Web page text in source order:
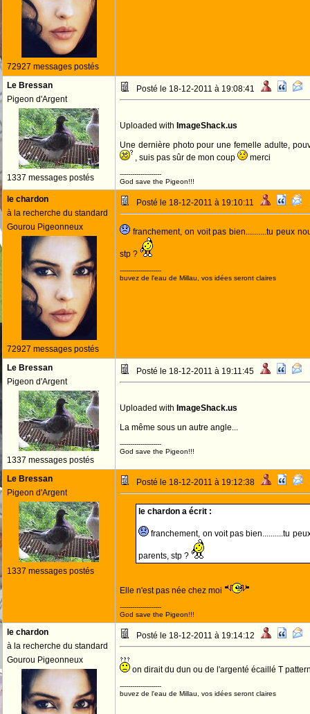
72927 messages postés
Le Bressan
Pigeon d'Argent
1337 messages postés
Posté le 18-12-2011 à 19:08:41
Uploaded with ImageShack.us
Une dernière photo pour une femelle adulte,
, suis pas sûr de mon coup
merci
--------------------
God save the Pigeon!!!
le chardon
à la recherche du standard
Gourou Pigeonneux
72927 messages postés
Posté le 18-12-2011 à 19:10:11
franchement, on voit pas bien..........tu peux
stp ?
--------------------
buvez de l'eau de Millau, vos idées seront claires
Le Bressan
Pigeon d'Argent
1337 messages postés
Posté le 18-12-2011 à 19:11:45
Uploaded with ImageShack.us
La même sous un autre angle...
--------------------
God save the Pigeon!!!
Le Bressan
Pigeon d'Argent
1337 messages postés
Posté le 18-12-2011 à 19:12:38
le chardon a écrit :
franchement, on voit pas bien..........tu
parents, stp ?
Elle n'est pas née chez moi
--------------------
God save the Pigeon!!!
le chardon
à la recherche du standard
Gourou Pigeonneux
Posté le 18-12-2011 à 19:14:12
on dirait du dun ou de l'argenté écaillé T
--------------------
buvez de l'eau de Millau, vos idées seront claires